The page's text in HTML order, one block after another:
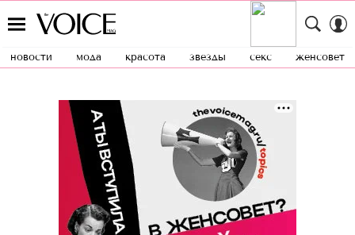
новости мода красота звезды секс женсовет